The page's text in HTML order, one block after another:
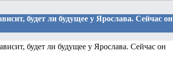
будет ли будущее у Ярослава. Сейчас он
будет ли будущее у Ярослава. Сейчас он